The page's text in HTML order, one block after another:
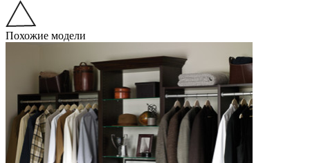
Похожие модели